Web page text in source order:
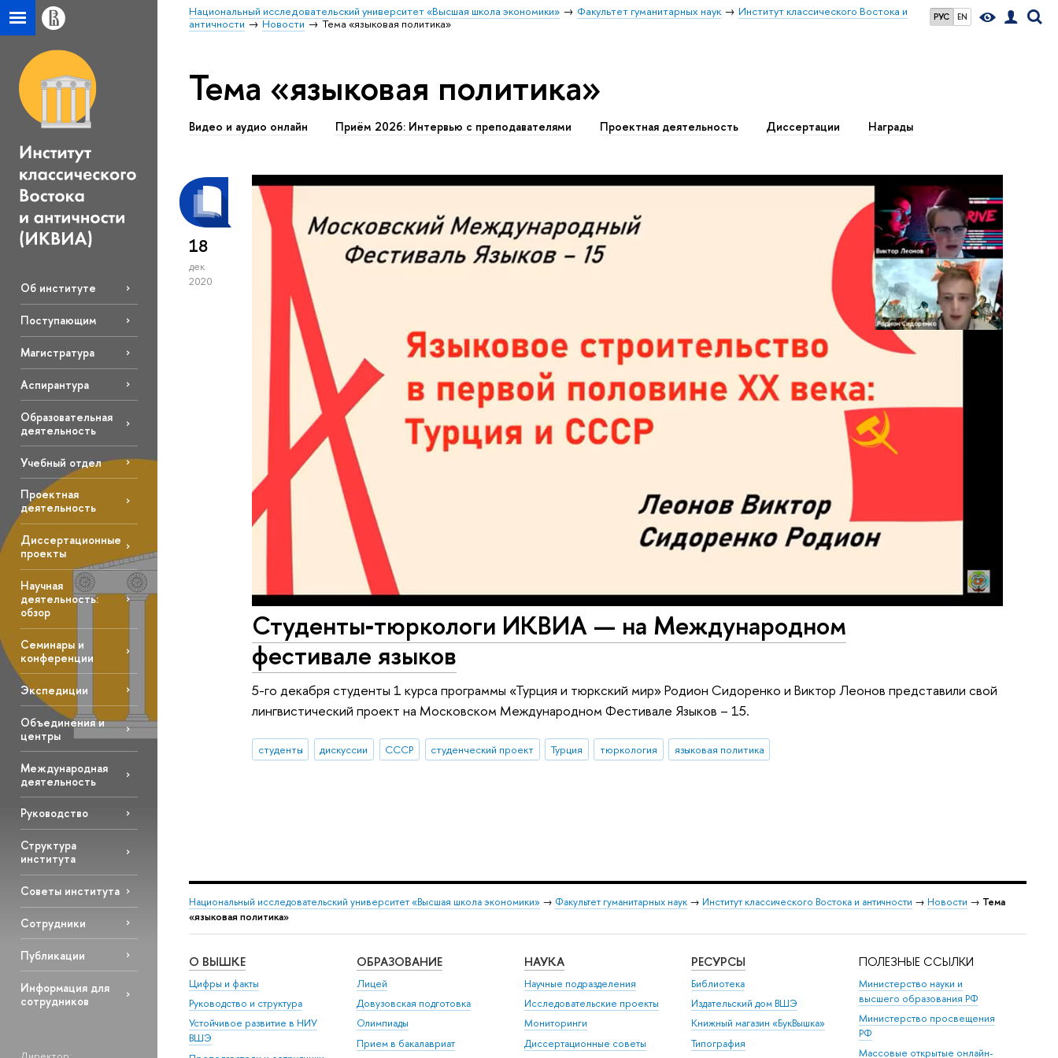
РУС EN
Национальный исследовательский университет «Высшая школа экономики» Факультет гуманитарных наук
Институт классического Востока и
античности
Новости Тема «языковая политика»
Об институте
Поступающим
Магистратура
Аспирантура
Образовательная
деятельность
Учебный отдел
Проектная
деятельность
Диссертационные
проекты
Научная
деятельность:
обзор
Семинары и
конференции
Экспедиции
Объединения и
центры
Международная
деятельность
Руководство
Структура
института
Советы института
Сотрудники
Публикации
Информация для
сотрудников
Тема «языковая политика»
Видео и аудио онлайн Приём 2026: Интервью с преподавателями Проектная деятельность Диссертации Награды
18
дек
2020
Студенты‑тюркологи ИКВИА — на Международном
фестивале языков
5-го декабря студенты 1 курса программы «Турция и тюркский мир» Родион Сидоренко и Виктор Леонов представили свой
лингвистический проект на Московском Международном Фестивале Языков – 15.
студенты дискуссии СССР студенческий проект Турция тюркология языковая политика
Национальный исследовательский университет «Высшая школа экономики» → Факультет гуманитарных наук → Институт классического Востока и античности → Новости → Тема
«языковая политика»
О ВЫШКЕ
Цифры и факты
Руководство и структура
Устойчивое развитие в НИУ
ВШЭ
ОБРАЗОВАНИЕ
Лицей
Довузовская подготовка
Олимпиады
Прием в бакалавриат
НАУКА
Научные подразделения
Исследовательские проекты
Мониторинги
Диссертационные советы
РЕСУРСЫ
Библиотека
Издательский дом ВШЭ
Книжный магазин «БукВышка»
Типография
ПОЛЕЗНЫЕ ССЫЛКИ
Министерство науки и
высшего образования РФ
Министерство просвещения
РФ
Массовые открытые онлайн-